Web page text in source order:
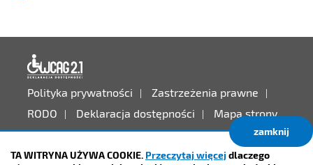
TA WITRYNA UŻYWA COOKIE. Przeczytaj więcej dlaczego
zamknij
Polityka prywatności
Zastrzeżenia prawne
RODO
Deklaracja dostępności Mapa strony
Projekt: IntraCOM.pl